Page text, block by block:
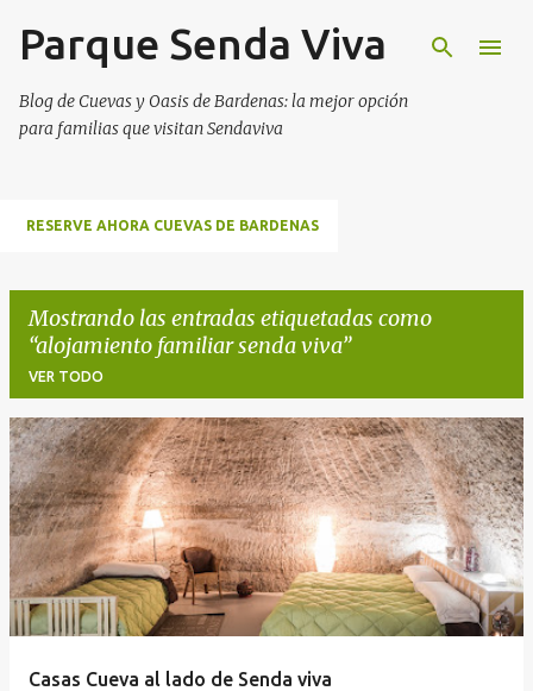
Ir al contenido principal
Parque Senda Viva
Blog de Cuevas y Oasis de Bardenas: la mejor opción
para familias que visitan Sendaviva
RESERVE AHORA CUEVAS DE BARDENAS
Mostrando las entradas etiquetadas como
alojamiento familiar senda viva
VER TODO
E
n
t
r
a
d
Casas Cueva al lado de Senda viva